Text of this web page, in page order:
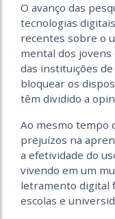
O avanço das
tecnologias
recentes sobre o
mental dos
das instituições
bloquear os
têm dividido a
Ao mesmo tempo
prejuízos na
a efetividade do
vivendo em um
letramento digital
escolas e